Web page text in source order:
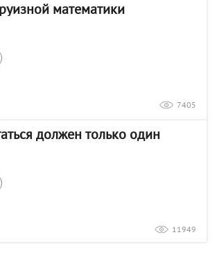
математики
7405
должен только один
11949